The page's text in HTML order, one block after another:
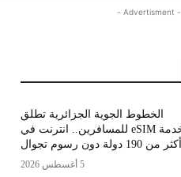
- Advertisment -
الخطوط الجوية الجزائرية تطلق
خدمة eSIM للمسافرين.. انترنت في
أكثر من 190 دولة دون رسوم تجوال
5 أغسطس 2026